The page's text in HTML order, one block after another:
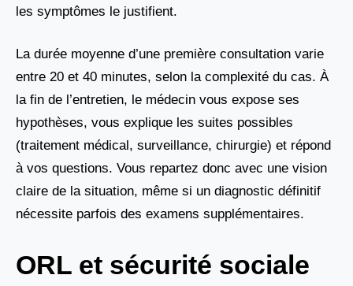
les symptômes le justifient.
La durée moyenne d’une première consultation varie
entre 20 et 40 minutes, selon la complexité du cas. À
la fin de l’entretien, le médecin vous expose ses
hypothèses, vous explique les suites possibles
(traitement médical, surveillance, chirurgie) et répond
à vos questions. Vous repartez donc avec une vision
claire de la situation, même si un diagnostic définitif
nécessite parfois des examens supplémentaires.
ORL et sécurité sociale